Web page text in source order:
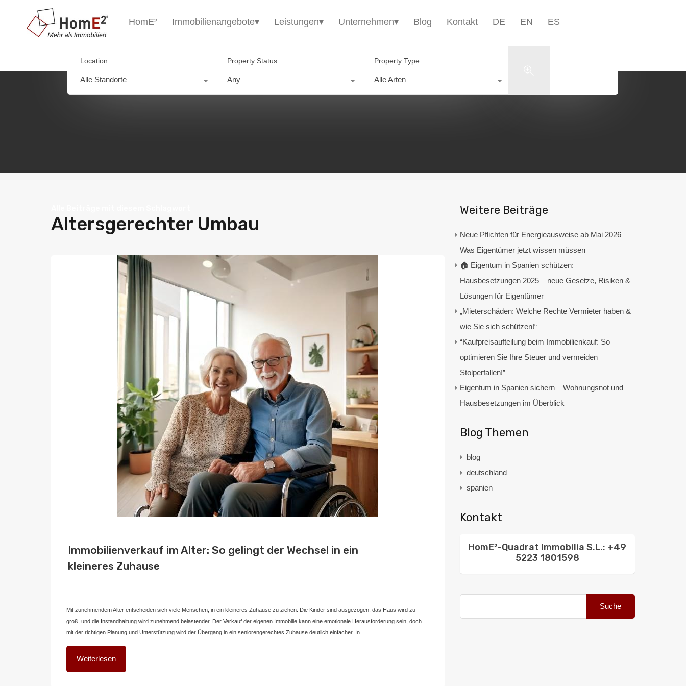
HomE² Immobilienangebote▾ Leistungen▾ Unternehmen▾
HomE² Immobilienangebote▾ Leistungen▾ Unternehmen▾ Blog Kontakt DE EN ES
Location
Alle Standorte
Property Status
Any
Property Type
Alle Arten
Altersgerechter Umbau
Immobilienverkauf im Alter: So gelingt der Wechsel in ein
kleineres Zuhause
Mit zunehmendem Alter entscheiden sich viele Menschen, in ein kleineres Zuhause zu ziehen. Die Kinder sind ausgezogen, das Haus wird zu
groß, und die Instandhaltung wird zunehmend belastender. Der Verkauf der eigenen Immobilie kann eine emotionale Herausforderung sein, doch
mit der richtigen Planung und Unterstützung wird der Übergang in ein seniorengerechtes Zuhause deutlich einfacher. In…
Weiterlesen
Weitere Beiträge
Neue Pflichten für Energieausweise ab Mai 2026 –
Was Eigentümer jetzt wissen müssen
🏠 Eigentum in Spanien schützen:
Hausbesetzungen 2025 – neue Gesetze, Risiken &
Lösungen für Eigentümer
„Mieterschäden: Welche Rechte Vermieter haben &
wie Sie sich schützen!“
“Kaufpreisaufteilung beim Immobilienkauf: So
optimieren Sie Ihre Steuer und vermeiden
Stolperfallen!”
Eigentum in Spanien sichern – Wohnungsnot und
Hausbesetzungen im Überblick
Blog Themen
blog
deutschland
spanien
Kontakt
HomE²-Quadrat Immobilia S.L.: +49
5223 1801598
nach: